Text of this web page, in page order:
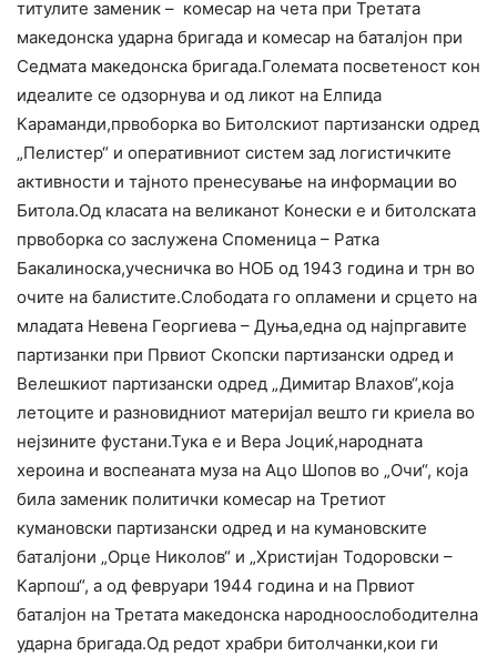
титулите заменик – комесар на чета при Третата
македонска ударна бригада и комесар на баталјон при
Седмата македонска бригада.Големата посветеност кон
идеалите се одзорнува и од ликот на Елпида
Караманди,првоборка во Битолскиот партизански одред
„Пелистер“ и оперативниот систем зад логистичките
активности и тајното пренесување на информации во
Битола.Од класата на великанот Конески е и битолската
првоборка со заслужена Споменица – Ратка
Бакалиноска,учесничка во НОБ од 1943 година и трн во
очите на балистите.Слободата го опламени и срцето на
младата Невена Георгиева – Дуња,една од најпргавите
партизанки при Првиот Скопски партизански одред и
Велешкиот партизански одред „Димитар Влахов“,која
летоците и разновидниот материјал вешто ги криела во
нејзините фустани.Тука е и Вера Јоциќ,народната
хероина и воспеаната муза на Ацо Шопов во „Очи“, која
била заменик политички комесар на Третиот
кумановски партизански одред и на кумановските
баталјони „Орце Николов“ и „Христијан Тодоровски –
Карпош“, а од февруари 1944 година и на Првиот
баталјон на Третата македонска народноослободителна
ударна бригада.Од редот храбри битолчанки,кои ги